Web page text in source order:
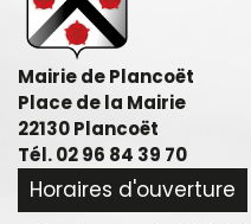
Mairie de Plancoët
Place de la Mairie
22130 Plancoët
Tél. 02 96 84 39 70
Horaires d'ouverture